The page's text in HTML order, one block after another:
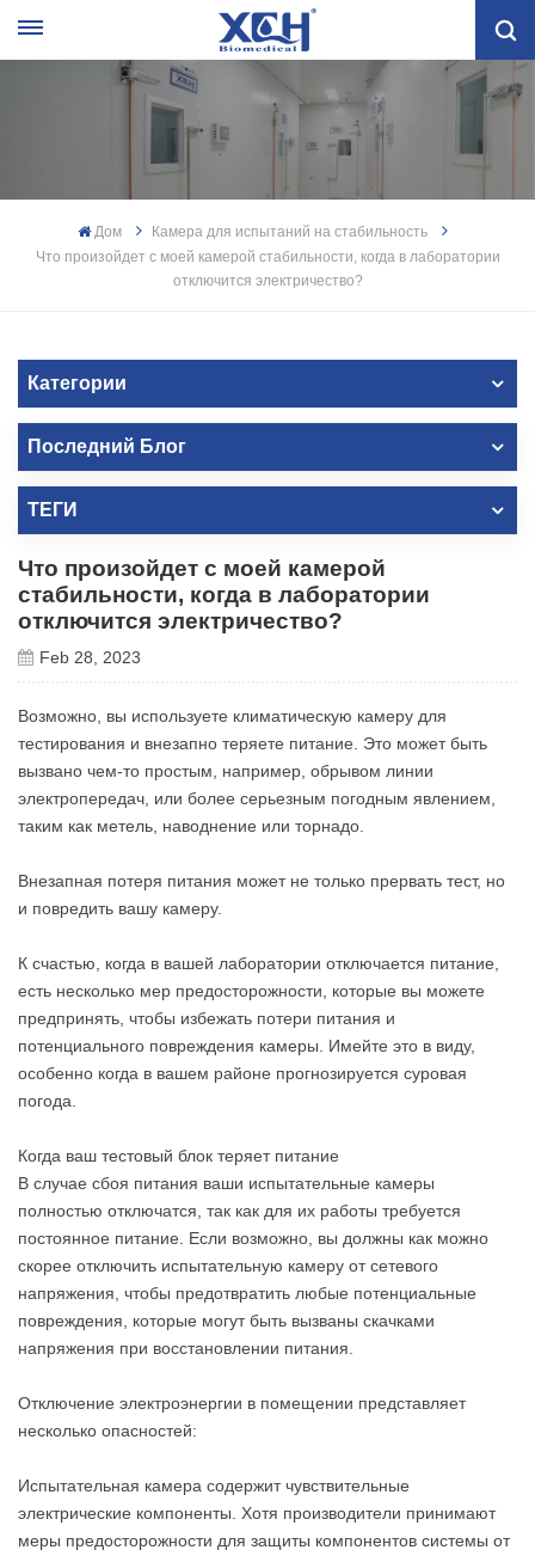
Дом
Камера для испытаний на стабильность
Что произойдет с моей камерой стабильности, когда в лаборатории
отключится электричество?
Категории
Последний Блог
ТЕГИ
Что произойдет с моей камерой
стабильности, когда в лаборатории
отключится электричество?
Feb 28, 2023
Возможно, вы используете климатическую камеру для
тестирования и внезапно теряете питание. Это может быть
вызвано чем-то простым, например, обрывом линии
электропередач, или более серьезным погодным явлением,
таким как метель, наводнение или торнадо.
Внезапная потеря питания может не только прервать тест, но
и повредить вашу камеру.
К счастью, когда в вашей лаборатории отключается питание,
есть несколько мер предосторожности, которые вы можете
предпринять, чтобы избежать потери питания и
потенциального повреждения камеры. Имейте это в виду,
особенно когда в вашем районе прогнозируется суровая
погода.
Когда ваш тестовый блок теряет питание
В случае сбоя питания ваши испытательные камеры
полностью отключатся, так как для их работы требуется
постоянное питание. Если возможно, вы должны как можно
скорее отключить испытательную камеру от сетевого
напряжения, чтобы предотвратить любые потенциальные
повреждения, которые могут быть вызваны скачками
напряжения при восстановлении питания.
Отключение электроэнергии в помещении представляет
несколько опасностей:
Испытательная камера содержит чувствительные
электрические компоненты. Хотя производители принимают
меры предосторожности для защиты компонентов системы от